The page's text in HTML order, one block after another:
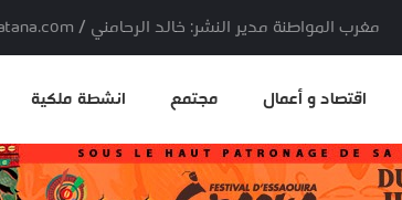
مغرب المواطنة مدير النشر: خالد الرحامني / E-mail: info@mouatana.com
اقتصاد و أعمال مجتمع انشطة ملكية